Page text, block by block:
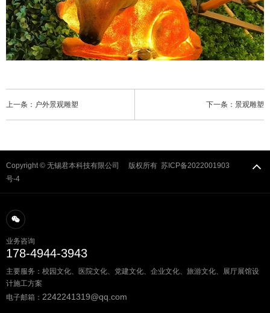
上一条：户外景观雕塑 下一条：景观雕塑
Copyright © 无锡君本科技有限公司 版权所有 苏ICP备2022001903
号-4
业务咨询
178-4944-3943
主要服务：校园文化、医院文化、党建文化、企业文化、旅游文化、展厅展馆设
计施工方案
电子邮箱： 2242241319@qq.com